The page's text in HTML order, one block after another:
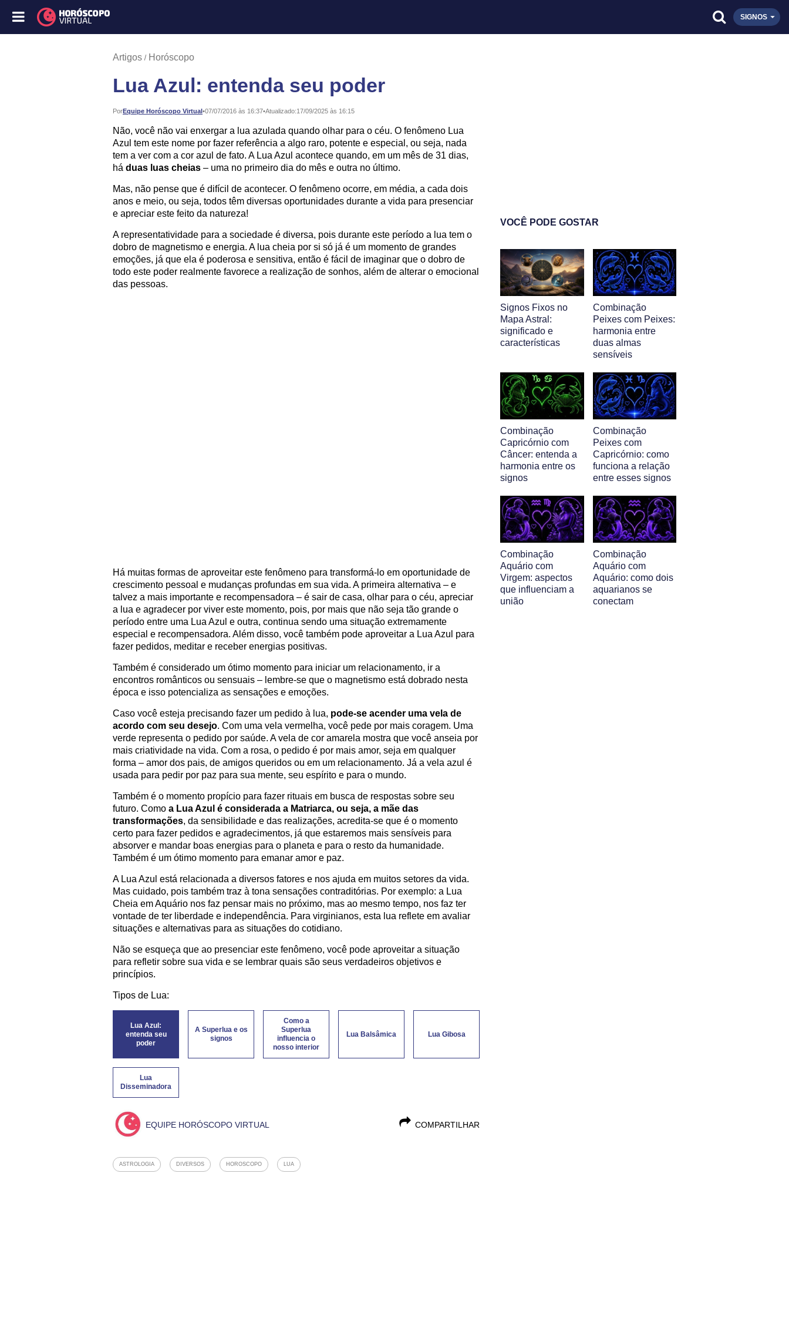
SIGNOS
Artigos Horóscopo
Lua Azul: entenda seu poder
PorEquipe Horóscopo Virtual•
Publicado: 07/07/2016 às 16:37•Atualizado:17/09/2025 às 16:15
Não, você não vai enxergar a lua azulada quando olhar para o céu. O fenômeno Lua
Azul tem este nome por fazer referência a algo raro, potente e especial, ou seja, nada
tem a ver com a cor azul de fato. A Lua Azul acontece quando, em um mês de 31 dias,
há duas luas cheias – uma no primeiro dia do mês e outra no último.
Mas, não pense que é difícil de acontecer. O fenômeno ocorre, em média, a cada dois
anos e meio, ou seja, todos têm diversas oportunidades durante a vida para presenciar
e apreciar este feito da natureza!
A representatividade para a sociedade é diversa, pois durante este período a lua tem o
dobro de magnetismo e energia. A lua cheia por si só já é um momento de grandes
emoções, já que ela é poderosa e sensitiva, então é fácil de imaginar que o dobro de
todo este poder realmente favorece a realização de sonhos, além de alterar o emocional
das pessoas.
Há muitas formas de aproveitar este fenômeno para transformá-lo em oportunidade de
crescimento pessoal e mudanças profundas em sua vida. A primeira alternativa – e
talvez a mais importante e recompensadora – é sair de casa, olhar para o céu, apreciar
a lua e agradecer por viver este momento, pois, por mais que não seja tão grande o
período entre uma Lua Azul e outra, continua sendo uma situação extremamente
especial e recompensadora. Além disso, você também pode aproveitar a Lua Azul para
fazer pedidos, meditar e receber energias positivas.
Também é considerado um ótimo momento para iniciar um relacionamento, ir a
encontros românticos ou sensuais – lembre-se que o magnetismo está dobrado nesta
época e isso potencializa as sensações e emoções.
Caso você esteja precisando fazer um pedido à lua, pode-se acender uma vela de
acordo com seu desejo. Com uma vela vermelha, você pede por mais coragem. Uma
verde representa o pedido por saúde. A vela de cor amarela mostra que você anseia por
mais criatividade na vida. Com a rosa, o pedido é por mais amor, seja em qualquer
forma – amor dos pais, de amigos queridos ou em um relacionamento. Já a vela azul é
usada para pedir por paz para sua mente, seu espírito e para o mundo.
Também é o momento propício para fazer rituais em busca de respostas sobre seu
futuro. Como a Lua Azul é considerada a Matriarca, ou seja, a mãe das
transformações, da sensibilidade e das realizações, acredita-se que é o momento
certo para fazer pedidos e agradecimentos, já que estaremos mais sensíveis para
absorver e mandar boas energias para o planeta e para o resto da humanidade.
Também é um ótimo momento para emanar amor e paz.
A Lua Azul está relacionada a diversos fatores e nos ajuda em muitos setores da vida.
Mas cuidado, pois também traz à tona sensações contraditórias. Por exemplo: a Lua
Cheia em Aquário nos faz pensar mais no próximo, mas ao mesmo tempo, nos faz ter
vontade de ter liberdade e independência. Para virginianos, esta lua reflete em avaliar
situações e alternativas para as situações do cotidiano.
Não se esqueça que ao presenciar este fenômeno, você pode aproveitar a situação
para refletir sobre sua vida e se lembrar quais são seus verdadeiros objetivos e
princípios.
Tipos de Lua:
Lua Azul:
entenda seu
poder
A Superlua e os
signos
Como a
Superlua
influencia o
nosso interior
Lua Balsâmica Lua Gibosa
Lua
Disseminadora
COMPARTILHAR
EQUIPE HORÓSCOPO VIRTUAL
ASTROLOGIA DIVERSOS HOROSCOPO LUA
VOCÊ PODE GOSTAR
Signos Fixos no
Mapa Astral:
significado e
características
Combinação
Peixes com Peixes:
harmonia entre
duas almas
sensíveis
Combinação
Capricórnio com
Câncer: entenda a
harmonia entre os
signos
Combinação
Peixes com
Capricórnio: como
funciona a relação
entre esses signos
Combinação
Aquário com
Virgem: aspectos
que influenciam a
união
Combinação
Aquário com
Aquário: como dois
aquarianos se
conectam